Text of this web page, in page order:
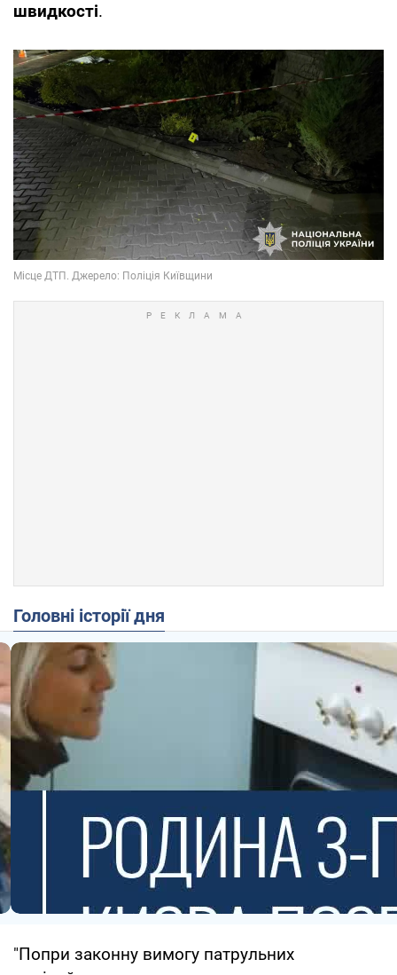
швидкості.
Головні історії дня
"Попри законну вимогу патрульних